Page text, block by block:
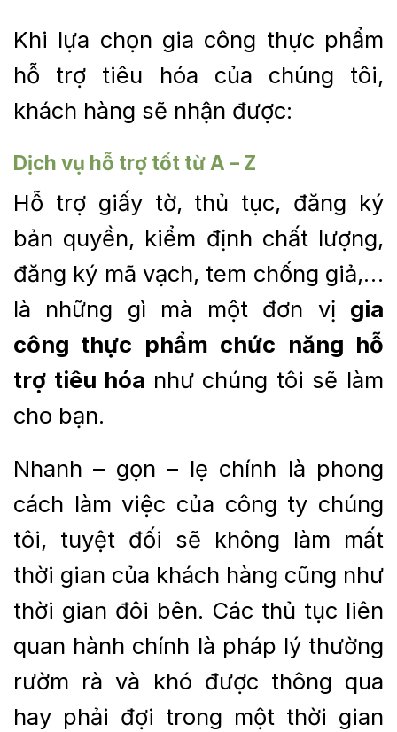
Khi lựa chọn gia công thực phẩm
hỗ trợ tiêu hóa của chúng tôi,
khách hàng sẽ nhận được:
Dịch vụ hỗ trợ tốt từ A – Z
Hỗ trợ giấy tờ, thủ tục, đăng ký
bản quyền, kiểm định chất lượng,
đăng ký mã vạch, tem chống giả,…
là những gì mà một đơn vị gia
công thực phẩm chức năng hỗ
trợ tiêu hóa như chúng tôi sẽ làm
cho bạn.
Nhanh – gọn – lẹ chính là phong
cách làm việc của công ty chúng
tôi, tuyệt đối sẽ không làm mất
thời gian của khách hàng cũng như
thời gian đôi bên. Các thủ tục liên
quan hành chính là pháp lý thường
rườm rà và khó được thông qua
hay phải đợi trong một thời gian